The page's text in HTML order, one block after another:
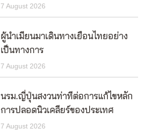
7 August 2026
ผู้นำเมียนมาเดินทางเยือนไทยอย่าง
เป็นทางการ
7 August 2026
นรม.ญี่ปุ่นสงวนท่าทีต่อการแก้ไขหลัก
การปลอดนิวเคลียร์ของประเทศ
7 August 2026